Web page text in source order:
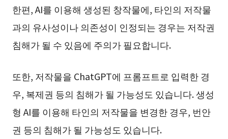
한편, AI를 이용해 생성된 창작물에, 타인의 저작물
과의 유사성이나 의존성이 인정되는 경우는 저작권
침해가 될 수 있음에 주의가 필요합니다.
또한, 저작물을 ChatGPT에 프롬프트로 입력한 경
우, 복제권 등의 침해가 될 가능성도 있습니다. 생성
형 AI를 이용해 타인의 저작물을 변경한 경우, 번안
권 등의 침해가 될 가능성도 있습니다.